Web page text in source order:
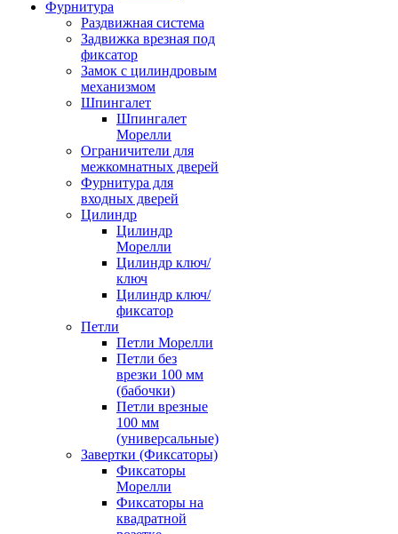
Фурнитура
Раздвижная система
Задвижка врезная под
фиксатор
Замок с цилиндровым
механизмом
Шпингалет
Шпингалет
Морелли
Ограничители для
межкомнатных дверей
Фурнитура для
входных дверей
Цилиндр
Цилиндр
Морелли
Цилиндр ключ/
ключ
Цилиндр ключ/
фиксатор
Петли
Петли Морелли
Петли без
врезки 100 мм
(бабочки)
Петли врезные
100 мм
(универсальные)
Завертки (Фиксаторы)
Фиксаторы
Морелли
Фиксаторы на
квадратной